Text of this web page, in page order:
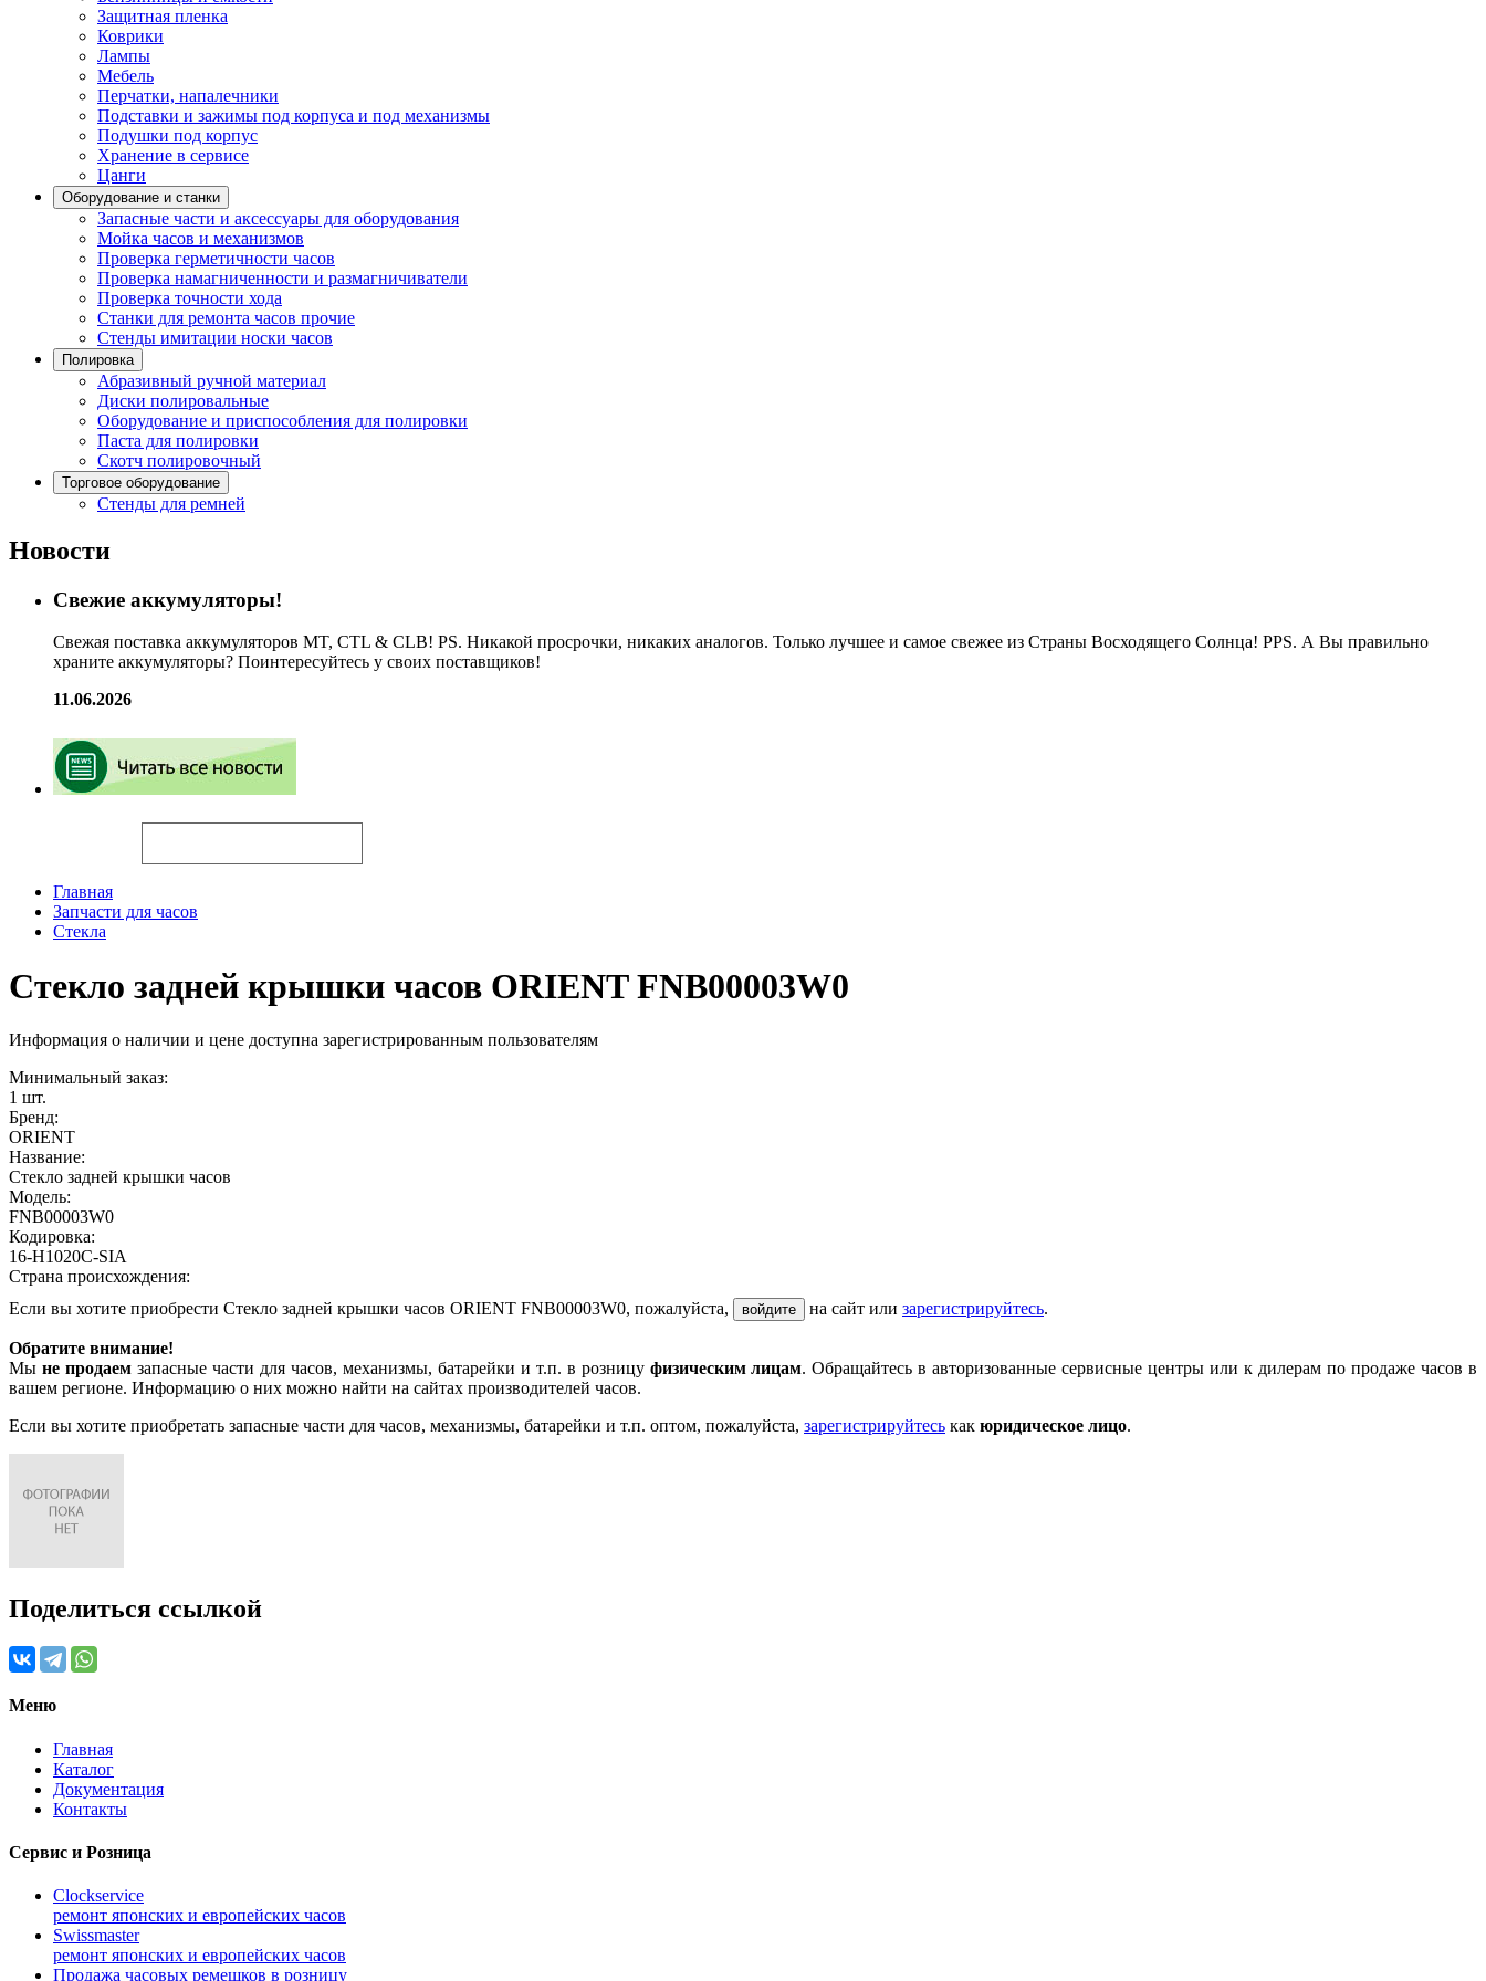
Защитная пленка
Коврики
Лампы
Мебель
Перчатки, напалечники
Подставки и зажимы под корпуса и под механизмы
Подушки под корпус
Хранение в сервисе
Цанги
Оборудование и станки
Запасные части и аксессуары для оборудования
Мойка часов и механизмов
Проверка герметичности часов
Проверка намагниченности и размагничиватели
Проверка точности хода
Станки для ремонта часов прочие
Стенды имитации носки часов
Полировка
Абразивный ручной материал
Диски полировальные
Оборудование и приспособления для полировки
Паста для полировки
Скотч полировочный
Торговое оборудование
Стенды для ремней
Новости
Свежие аккумуляторы!
Свежая поставка аккумуляторов MT, CTL & CLB! PS. Никакой просрочки, никаких аналогов. Только лучшее и самое свежее из Страны Восходящего Солнца! PPS. А Вы правильно
храните аккумуляторы? Поинтересуйтесь у своих поставщиков!
11.06.2026
Главная
Запчасти для часов
Стекла
Стекло задней крышки часов ORIENT FNB00003W0
Информация о наличии и цене доступна зарегистрированным пользователям
Минимальный заказ:
1 шт.
Бренд:
ORIENT
Название:
Стекло задней крышки часов
Модель:
FNB00003W0
Кодировка:
16-H1020C-SIA
Страна происхождения:
Если вы хотите приобрести Стекло задней крышки часов ORIENT FNB00003W0, пожалуйста,
войдите на сайт или зарегистрируйтесь.
Обратите внимание!
Мы не продаемзапасные части для часов, механизмы, батарейки и т.п. в розницу физическим лицам. Обращайтесь в авторизованные сервисные центры или к дилерам по продаже часов в
вашем регионе. Информацию о них можно найти на сайтах производителей часов.
Если вы хотите приобретать запасные части для часов, механизмы, батарейки и т.п. оптом, пожалуйста, зарегистрируйтесь как юридическое лицо.
Поделиться ссылкой
Меню
Главная
Каталог
Документация
Контакты
Сервис и Розница
Clockservice
ремонт японских и европейских часов
Swissmaster
ремонт японских и европейских часов
Продажа часовых ремешков в розницу